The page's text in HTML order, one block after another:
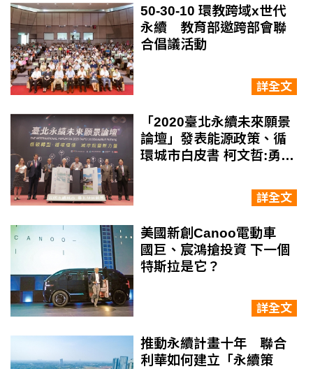
50-30-10 環教跨域x世代
永續 教育部邀跨部會聯
合倡議活動
詳全文
「2020臺北永續未來願景
論壇」發表能源政策、循
環城市白皮書 柯文哲:勇敢
詳全文
美國新創Canoo電動車
國巨、宸鴻搶投資 下一個
特斯拉是它？
詳全文
推動永續計畫十年 聯合
利華如何建立「永續策